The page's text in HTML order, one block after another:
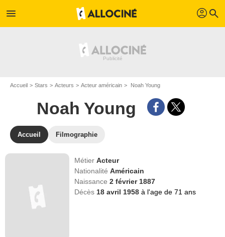
menu profil search
Accueil Stars Acteurs Acteur américain Noah Young
Noah Young
Accueil Filmographie
MétierActeur
NationalitéAméricain
Naissance2 février 1887
Décès 18 avril 1958à l'age de 71 ans